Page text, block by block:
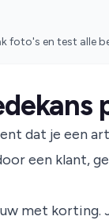
foto's en test alle
dat je een
een klant,
met